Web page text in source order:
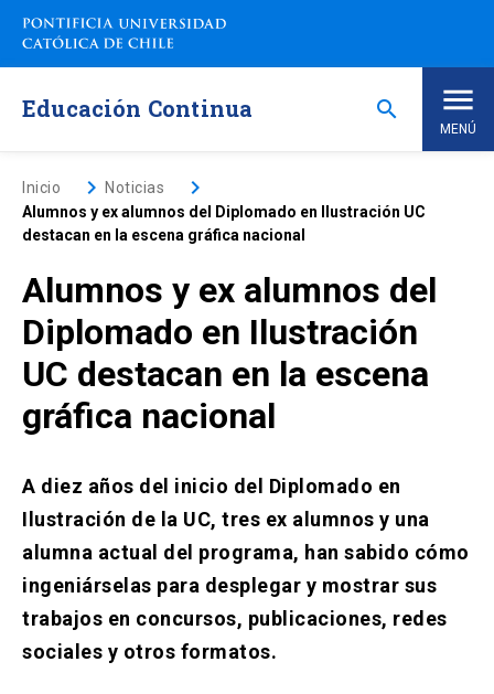
Saltar
contenido
Educación Continua search
MENÚ
Inicio
Nosotros
Programas de Estudio
Programas Corporativos
Noticias
Solicitud Certificados(El
enlace
se
abre
en
una
pestaña)
Portal Empresas keyboard_arrow_right
(El
enlace
se
abre
en
Pagos y Convenios(El
se
Inicio keyboard_arrow_rightNoticias keyboard_arrow_right
Alumnos y ex alumnos del Diplomado en Ilustración UC
destacan en la escena gráfica nacional
Alumnos y ex alumnos del
Diplomado en Ilustración
UC destacan en la escena
gráfica nacional
A diez años del inicio del Diplomado en
Ilustración de la UC, tres ex alumnos y una
alumna actual del programa, han sabido cómo
ingeniárselas para desplegar y mostrar sus
trabajos en concursos, publicaciones, redes
sociales y otros formatos.